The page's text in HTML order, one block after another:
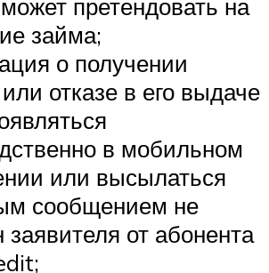
претендовать на
займа;
о получении
отказе в его выдаче
в мобильном
или высылаться
сообщением не
от абонента